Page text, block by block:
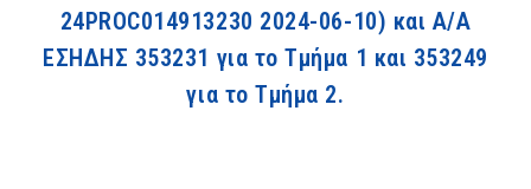
24PROC014913230 2024-06-10) και A/A
ΕΣΗΔΗΣ 353231 για το Τμήμα 1 και 353249
για το Τμήμα 2.